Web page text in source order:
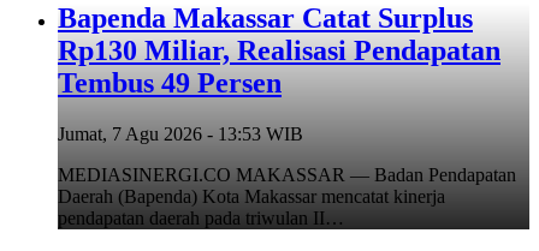
Bapenda Makassar Catat Surplus
Rp130 Miliar, Realisasi Pendapatan
Tembus 49 Persen
Jumat, 7 Agu 2026 - 13:53 WIB
MEDIASINERGI.CO MAKASSAR — Badan Pendapatan
Daerah (Bapenda) Kota Makassar mencatat kinerja
pendapatan daerah pada triwulan II…